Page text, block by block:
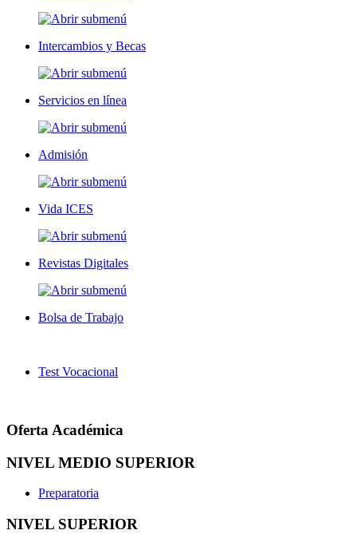
Intercambios y Becas
Servicios en línea
Admisión
Vida ICES
Revistas Digitales
Bolsa de Trabajo
Test Vocacional
Oferta Académica
NIVEL MEDIO SUPERIOR
Preparatoria
NIVEL SUPERIOR